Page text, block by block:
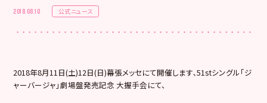
2018.08.10 公式ニュース
2018年8月11日(土)12日(日)幕張メッセにて開催します､51stシングル「ジ
ャーバージャ」劇場盤発売記念 大握手会にて、